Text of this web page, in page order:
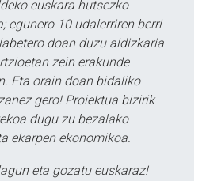
euskara hutsezko
egunero 10 udalerriren berri
doan duzu aldizkaria
zein erakunde
Eta orain doan bidaliko
gero! Proiektua bizirik
dugu zu bezalako
ekarpen ekonomikoa.
eta gozatu euskaraz!